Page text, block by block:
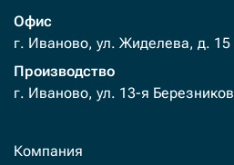
Офис
г. Иваново, ул. Жиделева, д. 15
Производство
г. Иваново, ул. 13-я
Компания